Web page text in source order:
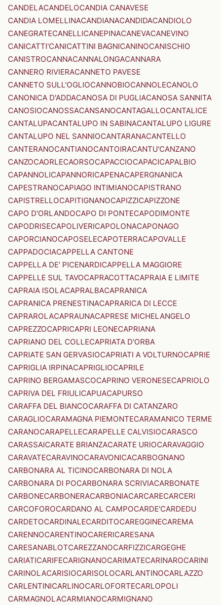
CANDELACANDELOCANDIA CANAVESE
CANDIA LOMELLINACANDIANACANDIDACANDIOLO
CANEGRATECANELLICANEPINACANEVACANEVINO
CANICATTI'CANICATTINI BAGNICANINOCANISCHIO
CANISTROCANNACANNALONGACANNARA
CANNERO RIVIERACANNETO PAVESE
CANNETO SULL'OGLIOCANNOBIOCANNOLECANOLO
CANONICA D'ADDACANOSA DI PUGLIACANOSA SANNITA
CANOSIOCANOSSACANSANOCANTAGALLOCANTALICE
CANTALUPACANTALUPO IN SABINACANTALUPO LIGURE
CANTALUPO NEL SANNIOCANTARANACANTELLO
CANTERANOCANTIANOCANTOIRACANTU'CANZANO
CANZOCAORLECAORSOCAPACCIOCAPACICAPALBIO
CAPANNOLICAPANNORICAPENACAPERGNANICA
CAPESTRANOCAPIAGO INTIMIANOCAPISTRANO
CAPISTRELLOCAPITIGNANOCAPIZZICAPIZZONE
CAPO D'ORLANDOCAPO DI PONTECAPODIMONTE
CAPODRISECAPOLIVERICAPOLONACAPONAGO
CAPORCIANOCAPOSELECAPOTERRACAPOVALLE
CAPPADOCIACAPPELLA CANTONE
CAPPELLA DE' PICENARDICAPPELLA MAGGIORE
CAPPELLE SUL TAVOCAPRACOTTACAPRAIA E LIMITE
CAPRAIA ISOLACAPRALBACAPRANICA
CAPRANICA PRENESTINACAPRARICA DI LECCE
CAPRAROLACAPRAUNACAPRESE MICHELANGELO
CAPREZZOCAPRICAPRI LEONECAPRIANA
CAPRIANO DEL COLLECAPRIATA D'ORBA
CAPRIATE SAN GERVASIOCAPRIATI A VOLTURNOCAPRIE
CAPRIGLIA IRPINACAPRIGLIOCAPRILE
CAPRINO BERGAMASCOCAPRINO VERONESECAPRIOLO
CAPRIVA DEL FRIULICAPUACAPURSO
CARAFFA DEL BIANCOCARAFFA DI CATANZARO
CARAGLIOCARAMAGNA PIEMONTECARAMANICO TERME
CARANOCARAPELLECARAPELLE CALVISIOCARASCO
CARASSAICARATE BRIANZACARATE URIOCARAVAGGIO
CARAVATECARAVINOCARAVONICACARBOGNANO
CARBONARA AL TICINOCARBONARA DI NOLA
CARBONARA DI POCARBONARA SCRIVIACARBONATE
CARBONECARBONERACARBONIACARCARECARCERI
CARCOFOROCARDANO AL CAMPOCARDE'CARDEDU
CARDETOCARDINALECARDITOCAREGGINECAREMA
CARENNOCARENTINOCARERICARESANA
CARESANABLOTCAREZZANOCARFIZZICARGEGHE
CARIATICARIFECARIGNANOCARIMATECARINAROCARINI
CARINOLACARISIOCARISOLOCARLANTINOCARLAZZO
CARLENTINICARLINOCARLOFORTECARLOPOLI
CARMAGNOLACARMIANOCARMIGNANO